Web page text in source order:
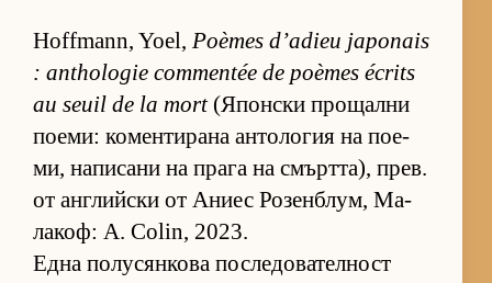
Hoffmann, Yoel, Poèmes d’adieu japonais
: anthologie commentée de poèmes écrits
au seuil de la mort(Я­пон­ски про­щални
по­е­ми: ко­мен­ти­рана ан­то­ло­гия на по­е­
ми, на­пи­сани на прага на смърт­та), прев.
от ан­г­лийски от Аниес Ро­зен­б­лум, Ма­
ла­коф: A. Colin, 2023.
Една полусянкова последователност